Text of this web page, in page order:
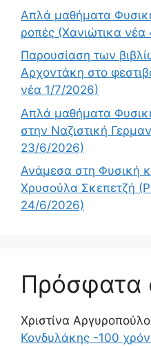
Απλά μαθήματα
ροπές (Χανιώτικα
Παρουσίαση των
Αρχοντάκη στο
νέα 1/7/2026)
Απλά μαθήματα
στην Ναζιστική
23/6/2026)
Ανάμεσα στη Φυσική
Χρυσούλα Σκεπετζή
24/6/2026)
Πρόσφατα
Χριστίνα
Κονδυλάκης -100